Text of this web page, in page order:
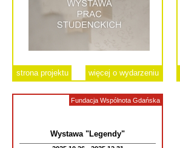
strona projektu więcej o wydarzeniu
Fundacja Wspólnota Gdańska
Wystawa "Legendy"